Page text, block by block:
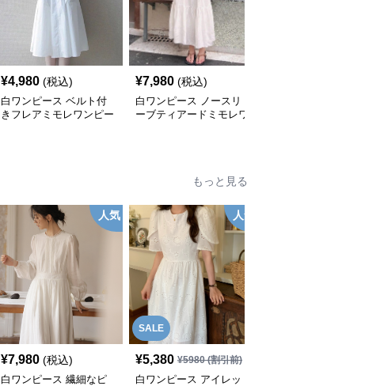
¥4,980 (税込)
白ワンピース ベルト付
きフレアミモレワンピー
¥7,980 (税込)
白ワンピース ノースリ
ーブティアードミモレワ
もっと見る
人気
¥7,980 (税込)
白ワンピース 繊細なピ
SALE
人気
¥5,380 ¥5980(割引前)
白ワンピース アイレッ